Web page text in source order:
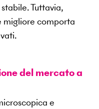
Tuttavia,
migliore comporta
del mercato a
e